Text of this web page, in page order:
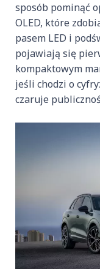
sposób pominąć
OLED, które
pasem LED i
pojawiają się
kompaktowym
jeśli chodzi o
czaruje